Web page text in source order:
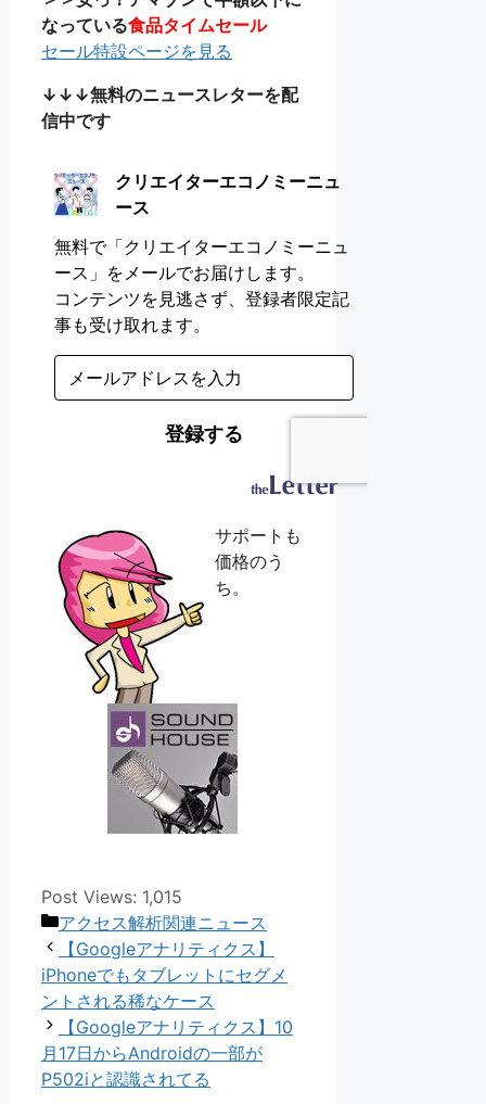
なっている食品タイムセール
セール特設ページを見る
↓↓↓無料のニュースレターを配
信中です
サポートも
価格のう
ち。
Post Views: 1,015
カ
テ
ゴ
リ
ー
アクセス解析関連ニュース
【Googleアナリティクス】
iPhoneでもタブレットにセグメ
ントされる稀なケース
【Googleアナリティクス】10
月17日からAndroidの一部が
P502iと認識されてる